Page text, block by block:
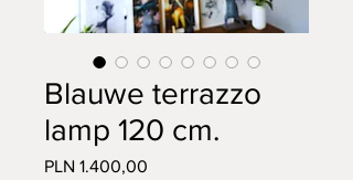
Blauwe terrazzo
lamp 120 cm.
PLN 1.400,00